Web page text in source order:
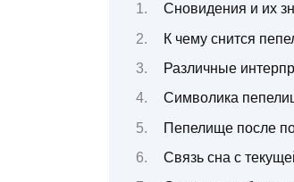
Сновидения и их
К чему снится
Различные
Символика
Пепелище после
Связь сна с